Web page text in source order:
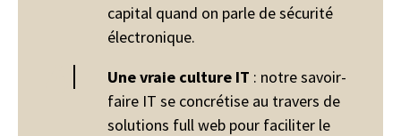
capital quand on parle de sécurité
électronique.
Une vraie culture IT : notre savoir-
faire IT se concrétise au travers de
solutions full web pour faciliter le